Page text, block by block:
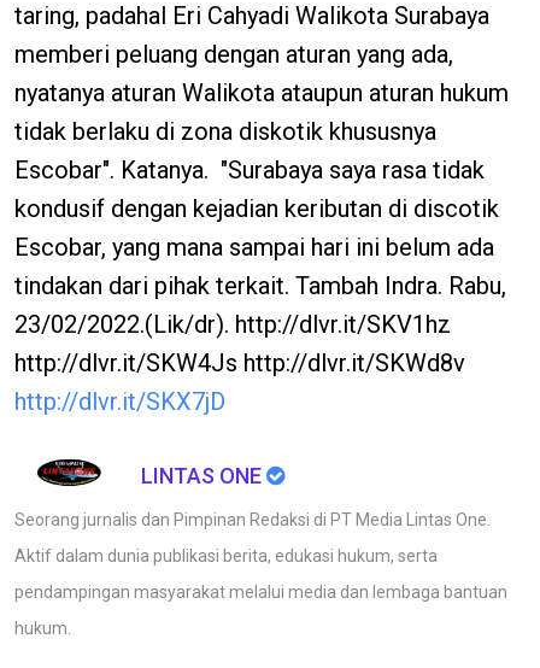
taring, padahal Eri Cahyadi Walikota Surabaya
memberi peluang dengan aturan yang ada,
nyatanya aturan Walikota ataupun aturan hukum
tidak berlaku di zona diskotik khususnya
Escobar". Katanya. "Surabaya saya rasa tidak
kondusif dengan kejadian keributan di discotik
Escobar, yang mana sampai hari ini belum ada
tindakan dari pihak terkait. Tambah Indra. Rabu,
23/02/2022.(Lik/dr). http://dlvr.it/SKV1hz
http://dlvr.it/SKW4Js http://dlvr.it/SKWd8v
http://dlvr.it/SKX7jD
LINTAS ONE
Seorang jurnalis dan Pimpinan Redaksi di PT Media Lintas One.
Aktif dalam dunia publikasi berita, edukasi hukum, serta
pendampingan masyarakat melalui media dan lembaga bantuan
hukum.